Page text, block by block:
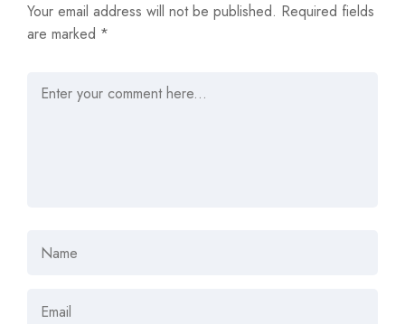
Your email address will not be published. Required fields
are marked *